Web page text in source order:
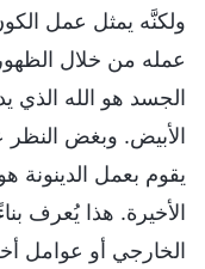
ولكنَّه يمثل عمل
عمله من خلال
الجسد هو الله الذي
الأبيض. وبغض النظر
يقوم بعمل الدينونة
الأخيرة. هذا يُعرف
الخارجي أو عوامل